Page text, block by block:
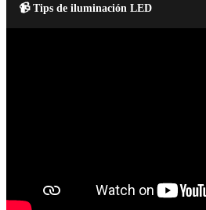
📹 Tips de iluminación LED